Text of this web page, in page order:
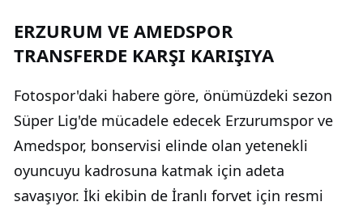
ERZURUM VE AMEDSPOR
TRANSFERDE KARŞI KARIŞIYA
Fotospor'daki habere göre, önümüzdeki sezon
Süper Lig'de mücadele edecek Erzurumspor ve
Amedspor, bonservisi elinde olan yetenekli
oyuncuyu kadrosuna katmak için adeta
savaşıyor. İki ekibin de İranlı forvet için resmi